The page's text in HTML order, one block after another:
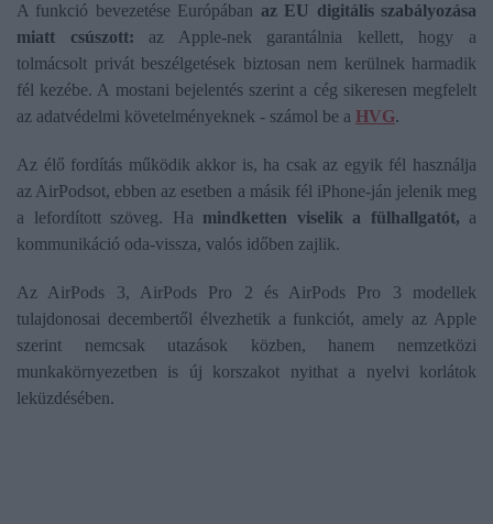
A funkció bevezetése Európában az EU digitális szabályozása
miatt csúszott: az Apple-nek garantálnia kellett, hogy a
tolmácsolt privát beszélgetések biztosan nem kerülnek harmadik
fél kezébe. A mostani bejelentés szerint a cég sikeresen megfelelt
az adatvédelmi követelményeknek - számol be a HVG.
Az élő fordítás működik akkor is, ha csak az egyik fél használja
az AirPodsot, ebben az esetben a másik fél iPhone-ján jelenik meg
a lefordított szöveg. Ha mindketten viselik a fülhallgatót, a
kommunikáció oda-vissza, valós időben zajlik.
Az AirPods 3, AirPods Pro 2 és AirPods Pro 3 modellek
tulajdonosai decembertől élvezhetik a funkciót, amely az Apple
szerint nemcsak utazások közben, hanem nemzetközi
munkakörnyezetben is új korszakot nyithat a nyelvi korlátok
leküzdésében.